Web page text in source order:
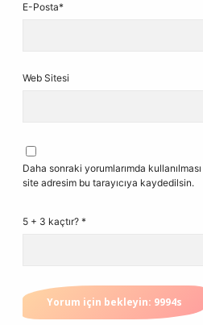
E-Posta*
Web Sitesi
Daha sonraki yorumlarımda
site adresim bu tarayıcıya kaydedilsin.
5 + 3 kaçtır? *